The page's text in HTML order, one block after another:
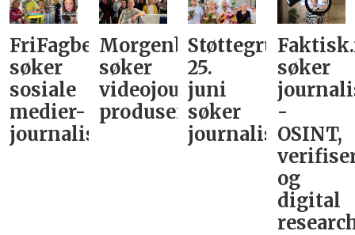
FriFagbevegelse
søker
sosiale
medier-
journalist
Morgenbladet
søker
videojournalist/podkast-
produsent
Støttegruppa
25.
juni
søker
journalist
søker
-
OSINT,
og
digital